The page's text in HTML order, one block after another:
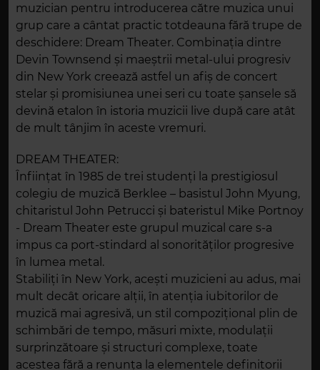
muzician pentru introducerea către muzica unui
grup care a cântat practic totdeauna fără trupe de
deschidere: Dream Theater. Combinaţia dintre
Devin Townsend şi maeştrii metal-ului progresiv
din New York creează astfel un afiş de concert
stelar şi promisiunea unei seri cu toate şansele să
devină etalon în istoria muzicii live după care atât
de mult tânjim în aceste vremuri.
DREAM THEATER:
Înființat în 1985 de trei studenți la prestigiosul
colegiu de muzică Berklee – basistul John Myung,
chitaristul John Petrucci și bateristul Mike Portnoy
- Dream Theater este grupul muzical care s-a
impus ca port-stindard al sonorităților progresive
în lumea metal.
Stabiliți în New York, acești muzicieni au adus, mai
mult decât oricare alții, în atenția iubitorilor de
muzică mai agresivă, un stil compozițional plin de
schimbări de tempo, măsuri mixte, modulații
surprinzătoare și structuri complexe, toate
acestea fără a renunța la elementele definitorii